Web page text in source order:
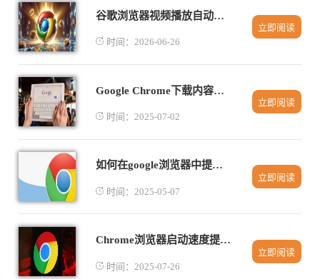
谷歌浏览器视频播放自动调整功能使用操作解析
时间：2026-06-26
立即阅读
Google Chrome下载内容无法复制怎么办
时间：2025-07-02
立即阅读
如何在google浏览器中提升页面的互动性
时间：2025-05-07
立即阅读
Chrome浏览器启动速度提升实操教程
时间：2025-07-26
立即阅读